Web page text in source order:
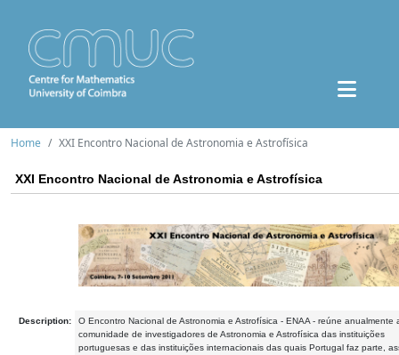
Home XXI Encontro Nacional de Astronomia e Astrofísica
XXI Encontro Nacional de Astronomia e Astrofísica
Description:
O Encontro Nacional de Astronomia e Astrofísica - ENAA - reúne anualmente
comunidade de investigadores de Astronomia e Astrofísica das instituições
portuguesas e das instituições internacionais das quais Portugal faz parte,